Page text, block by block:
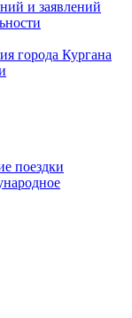
и заявлений
города Кургана
поездки